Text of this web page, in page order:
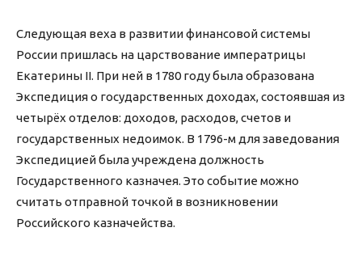
Следующая веха в развитии финансовой системы
России пришлась на царствование императрицы
Екатерины II. При ней в 1780 году была образована
Экспедиция о государственных доходах, состоявшая из
четырёх отделов: доходов, расходов, счетов и
государственных недоимок. В 1796-м для заведования
Экспедицией была учреждена должность
Государственного казначея. Это событие можно
считать отправной точкой в возникновении
Российского казначейства.